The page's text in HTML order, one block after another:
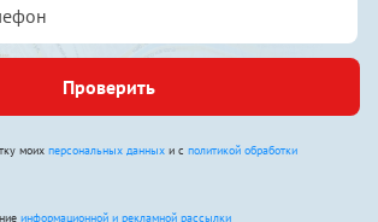
Проверить
моих персональных данных и с политикой обработки
информационной и рекламной рассылки